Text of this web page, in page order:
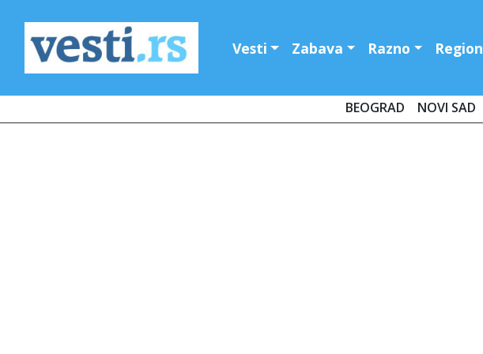
Vesti Zabava Razno Region
BEOGRAD NOVI SAD